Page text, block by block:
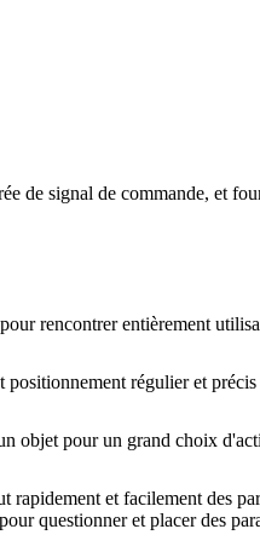
de signal de commande, et
rencontrer entièrement
régulier et
objet pour un grand choix
et facilement des
questionner et placer des